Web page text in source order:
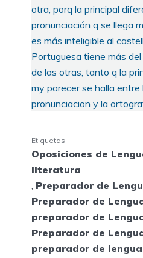
otra, porq la principal
pronunciación q se llega
es más inteligible al
Portuguesa tiene más
de las otras, tanto q la
my parecer se halla entre
pronunciacion y la
Etiquetas:
Oposiciones de
literatura
, Preparador de
Preparador de
preparador de
Preparador de
preparador de